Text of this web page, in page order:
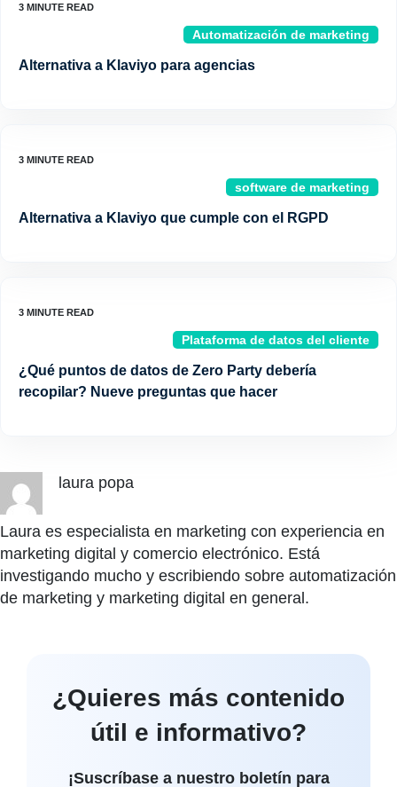
Automatización de marketing
Alternativa a Klaviyo para agencias
software de marketing
Alternativa a Klaviyo que cumple con el RGPD
Plataforma de datos del cliente
¿Qué puntos de datos de Zero Party debería
recopilar? Nueve preguntas que hacer
laura popa
Laura es especialista en marketing con experiencia en
marketing digital y comercio electrónico. Está
investigando mucho y escribiendo sobre automatización
de marketing y marketing digital en general.
¿Quieres más contenido
útil e informativo?
¡Suscríbase a nuestro boletín para